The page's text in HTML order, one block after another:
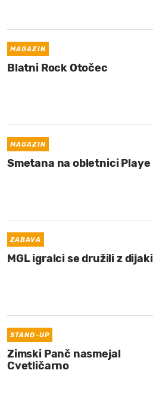
MAGAZIN
Blatni Rock Otočec
MAGAZIN
Smetana na obletnici Playe
ZABAVA
MGL igralci se družili z dijaki
STAND-UP
Zimski Panč nasmejal
Cvetličarno